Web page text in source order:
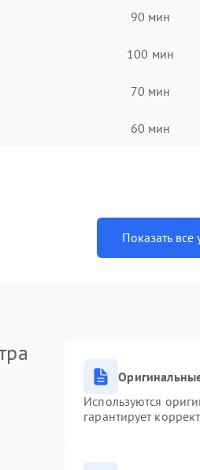
90 мин
100 мин
70 мин
60 мин
Показать все
Используются
гарантирует